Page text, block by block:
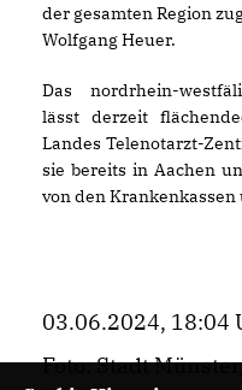
der gesamten Region
Wolfgang Heuer.
Das nordrhein-
lässt derzeit
Landes Telenotarzt-
sie bereits in Aachen
von den
03.06.2024, 18:04
Foto: Stadt